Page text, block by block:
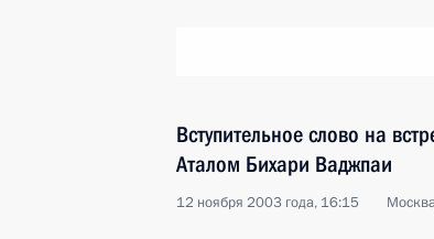
Вступительное слово на
Аталом Бихари Ваджпаи
12 ноября 2003 года, 16:15